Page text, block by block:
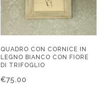
QUADRO CON CORNICE IN
LEGNO BIANCO CON FIORE
DI TRIFOGLIO
€75.00